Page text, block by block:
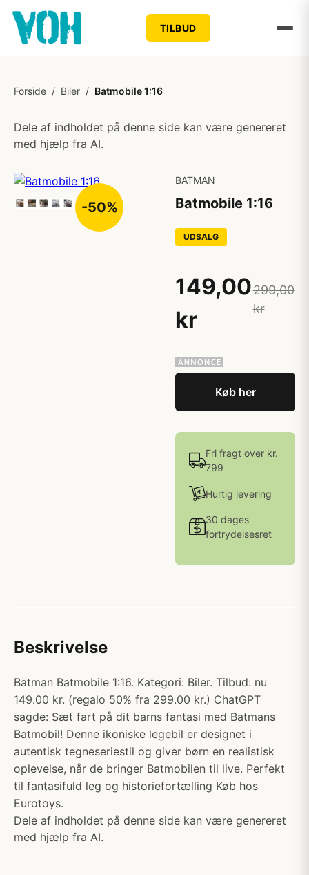
TILBUD
Forside / Biler / Batmobile 1:16
Dele af indholdet på denne side kan være genereret
med hjælp fra AI.
-50%
BATMAN
Batmobile 1:16
UDSALG
149,00
kr
299,00
kr
Køb her
Fri fragt over kr.
799
Hurtig levering
30 dages
fortrydelsesret
Beskrivelse
Batman Batmobile 1:16. Kategori: Biler. Tilbud: nu
149.00 kr. (regalo 50% fra 299.00 kr.) ChatGPT
sagde: Sæt fart på dit barns fantasi med Batmans
Batmobil! Denne ikoniske legebil er designet i
autentisk tegneseriestil og giver børn en realistisk
oplevelse, når de bringer Batmobilen til live. Perfekt
til fantasifuld leg og historiefortælling Køb hos
Eurotoys.
Dele af indholdet på denne side kan være genereret
med hjælp fra AI.